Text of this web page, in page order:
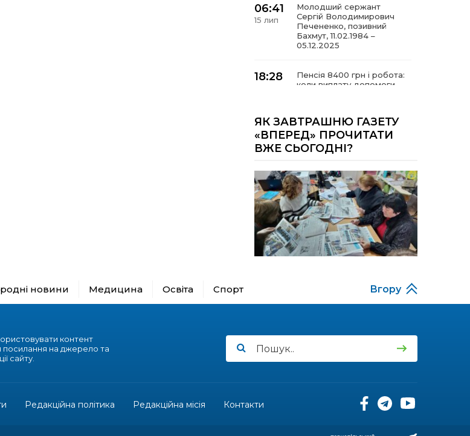
06:41
15 лип
Молодший сержант
Сергій Володимирович
Печененко, позивний
Бахмут, 11.02.1984 –
05.12.2025
18:28
Пенсія 8400 грн і робота:
коли виплату допомоги
18:24
14 лип
В Україні створять
Координаційну раду з
питань ВПО та
за кордону
18:15
14 лип
Бахмутський код на
Гощанщині: коли традиції
єднають громади
17:25
Маленькі бахмутяни у
10 лип
Морські мушлі в техніці
макраме
17:07
10 лип
Бахмутяни вибороли
настільного тенісу
08 лип
Юна бахмутянка Кіра
Радченко долучилася до
унікального інклюзивного
проєкту «КОЛО
ЯК ЗАВТРАШНЮ ГАЗЕТУ
«ВПЕРЕД» ПРОЧИТАТИ
ВЖЕ СЬОГОДНІ?
новини Медицина Освіта Спорт Вгору
контент
посилання на джерело та
сайту.
Редакційна політика Редакційна місія Контакти